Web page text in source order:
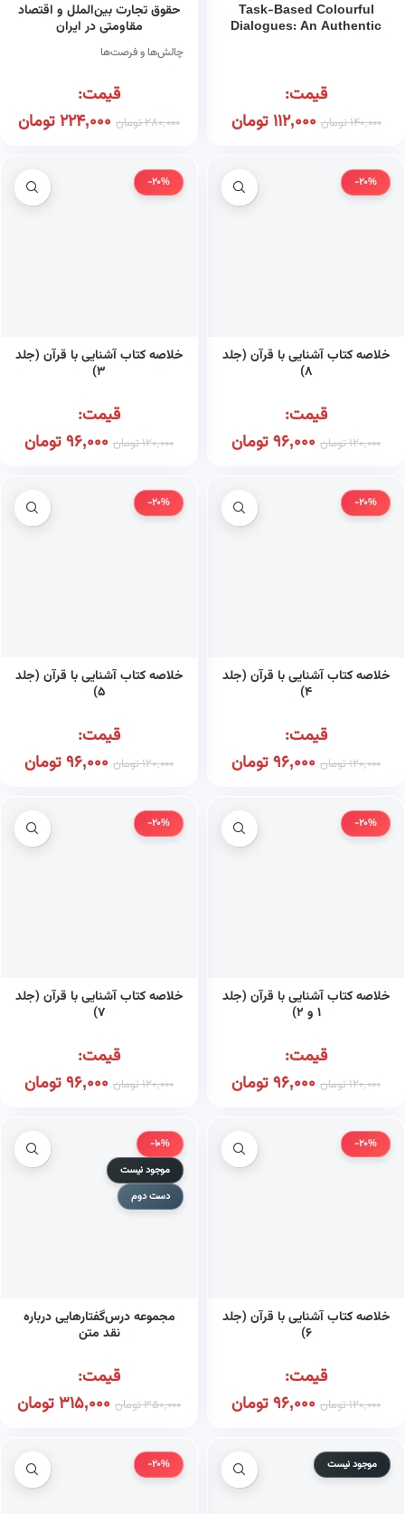
Task-Based Colourful
Dialogues: An Authentic
قیمت:
140,000تومان 112,000تومان
حقوق تجارت بین‌الملل و اقتصاد
مقاومتی در ایران
چالش‌ها و فرصت‌ها
قیمت:
280,000تومان 224,000تومان
-20%
خلاصه کتاب آشنایی با قرآن (جلد
۸)
قیمت:
120,000تومان 96,000تومان
-20%
خلاصه کتاب آشنایی با قرآن (جلد
۳)
قیمت:
120,000تومان 96,000تومان
-20%
خلاصه کتاب آشنایی با قرآن (جلد
۴)
قیمت:
120,000تومان 96,000تومان
-20%
خلاصه کتاب آشنایی با قرآن (جلد
۵)
قیمت:
120,000تومان 96,000تومان
-20%
خلاصه کتاب آشنایی با قرآن (جلد
۱ و ۲)
قیمت:
120,000تومان 96,000تومان
-20%
خلاصه کتاب آشنایی با قرآن (جلد
۷)
قیمت:
120,000تومان 96,000تومان
-20%
خلاصه کتاب آشنایی با قرآن (جلد
۶)
قیمت:
120,000تومان 96,000تومان
-10%
موجود نیست
دست دوم
مجموعه درس‌گفتارهایی درباره
نقد متن
قیمت:
350,000تومان 315,000تومان
موجود نیست -20%